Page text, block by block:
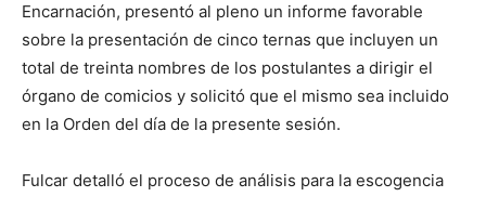
Encarnación, presentó al pleno un informe favorable
sobre la presentación de cinco ternas que incluyen un
total de treinta nombres de los postulantes a dirigir el
órgano de comicios y solicitó que el mismo sea incluido
en la Orden del día de la presente sesión.
Fulcar detalló el proceso de análisis para la escogencia